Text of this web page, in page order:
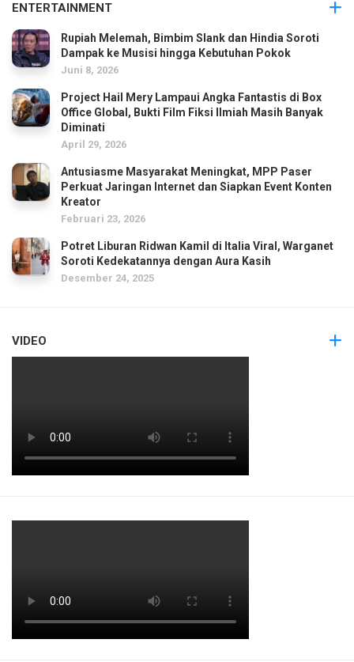
ENTERTAINMENT
Rupiah Melemah, Bimbim Slank dan Hindia Soroti
Dampak ke Musisi hingga Kebutuhan Pokok
Juni 8, 2026
Project Hail Mery Lampaui Angka Fantastis di Box
Office Global, Bukti Film Fiksi Ilmiah Masih Banyak
Diminati
April 29, 2026
Antusiasme Masyarakat Meningkat, MPP Paser
Perkuat Jaringan Internet dan Siapkan Event Konten
Kreator
Februari 23, 2026
Potret Liburan Ridwan Kamil di Italia Viral, Warganet
Soroti Kedekatannya dengan Aura Kasih
Desember 24, 2025
VIDEO